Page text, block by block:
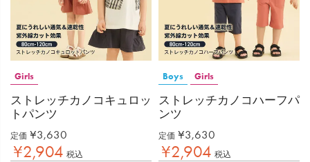
Girls
ストレッチカノコキュロッ
トパンツ
定価 ¥3,630
¥2,904 税込
Boys Girls
ストレッチカノコハーフパ
ンツ
定価 ¥3,630
¥2,904 税込